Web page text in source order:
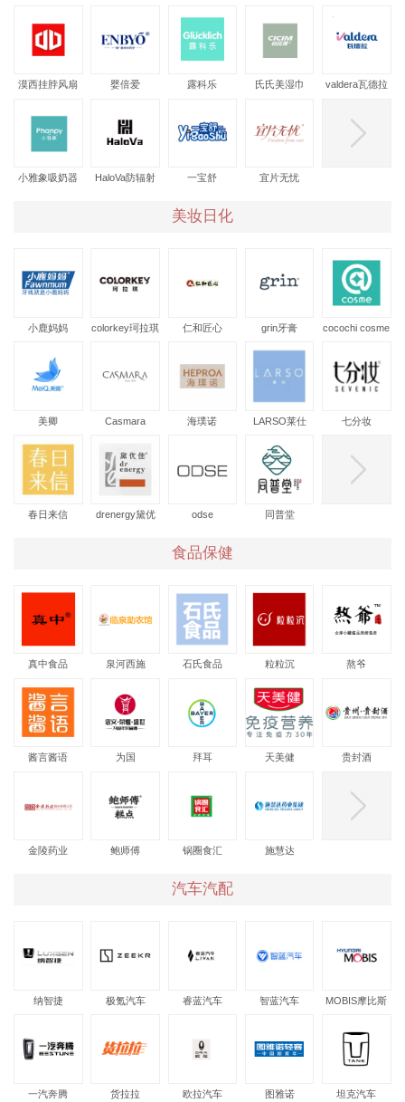
漠西挂脖风扇 婴倍爱 露科乐 氏氏美湿巾
valdera瓦德拉
小雅象吸奶器
HaloVa防辐射
一宝舒 宜片无忧
美妆日化
小鹿妈妈 colorkey珂拉琪 仁和匠心 grin牙膏 cocochi cosme
美卿 Casmara 海璞诺 LARSO莱仕 七分妆
春日来信
drenergy黛优
odse 同普堂
食品保健
真中食品 泉河西施 石氏食品 粒粒沉 熬爷
酱言酱语 为国 拜耳 天美健 贵封酒
金陵药业 鲍师傅 锅圈食汇 施慧达
汽车汽配
纳智捷 极氪汽车 睿蓝汽车 智蓝汽车 MOBIS摩比斯
一汽奔腾 货拉拉 欧拉汽车 图雅诺 坦克汽车